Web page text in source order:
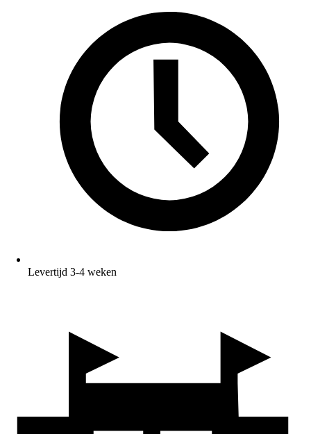
Levertijd 3-4 weken